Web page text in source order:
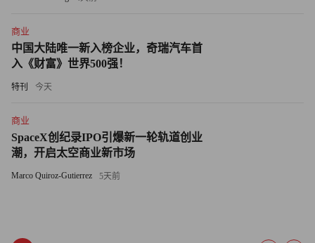
问：“东京奥运会这场‘秀’必须要搞吗？”
况且，日本需要应对的远不止东京奥运会这一项难题，决定
将核污水排放入海也让日本近期频频登上国内外媒体的头
万计人口的生活和生计。
此前，日本多次声称核污水氚的含量非常低，不会影响健
商业
中国大陆唯一新入榜企业，奇瑞汽车首
入《财富》世界500强！
特刊 今天
商业
SpaceX创纪录IPO引爆新一轮轨道创业
潮，开启太空商业新市场
Marco Quiroz-Gutierrez 5天前